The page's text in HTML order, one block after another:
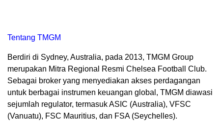
Tentang TMGM
Berdiri di Sydney, Australia, pada 2013, TMGM Group
merupakan Mitra Regional Resmi Chelsea Football Club.
Sebagai broker yang menyediakan akses perdagangan
untuk berbagai instrumen keuangan global, TMGM diawasi
sejumlah regulator, termasuk ASIC (Australia), VFSC
(Vanuatu), FSC Mauritius, dan FSA (Seychelles).